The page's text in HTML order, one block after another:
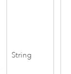
String